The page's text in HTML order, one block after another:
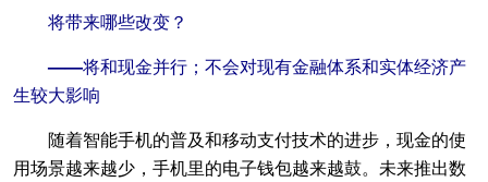
将带来哪些改变？
——将和现金并行；不会对现有金融体系和实体经济产
生较大影响
随着智能手机的普及和移动支付技术的进步，现金的使
用场景越来越少，手机里的电子钱包越来越鼓。未来推出数